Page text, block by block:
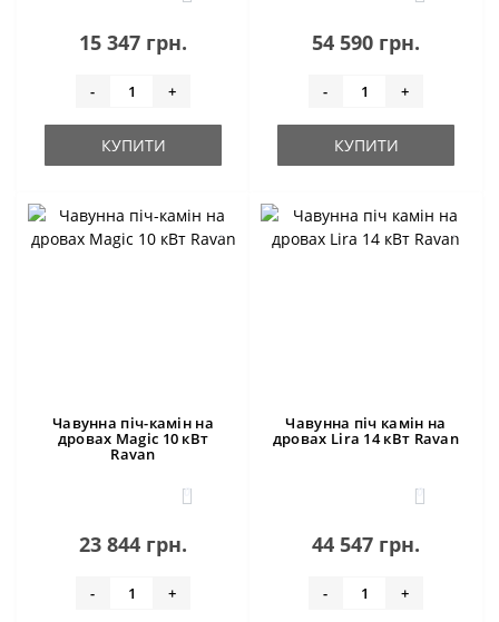
15 347 грн.
- +
КУПИТИ
54 590 грн.
- +
КУПИТИ
Чавунна піч-камін на
дровах Magic 10 кВт
Ravan
0
23 844 грн.
- +
Чавунна піч камін на
дровах Lira 14 кВт Ravan
0
44 547 грн.
- +